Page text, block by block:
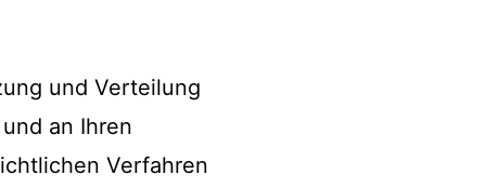
und Verteilung
an Ihren
Verfahren